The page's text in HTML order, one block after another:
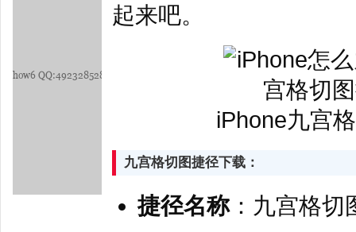
起来吧。
iPhone九宫
九宫格切图捷径下载：
捷径名称：九宫格切